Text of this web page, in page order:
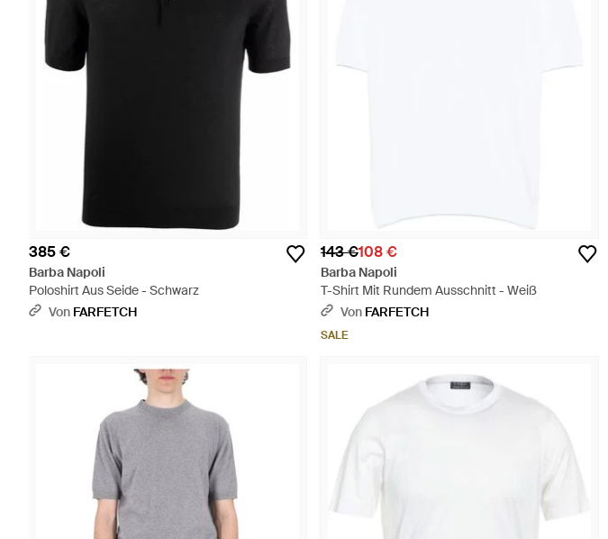
385 €
Barba Napoli
Poloshirt Aus Seide - Schwarz
Von FARFETCH
143 €108 €
Barba Napoli
T-Shirt Mit Rundem Ausschnitt - Weiß
Von FARFETCH
SALE